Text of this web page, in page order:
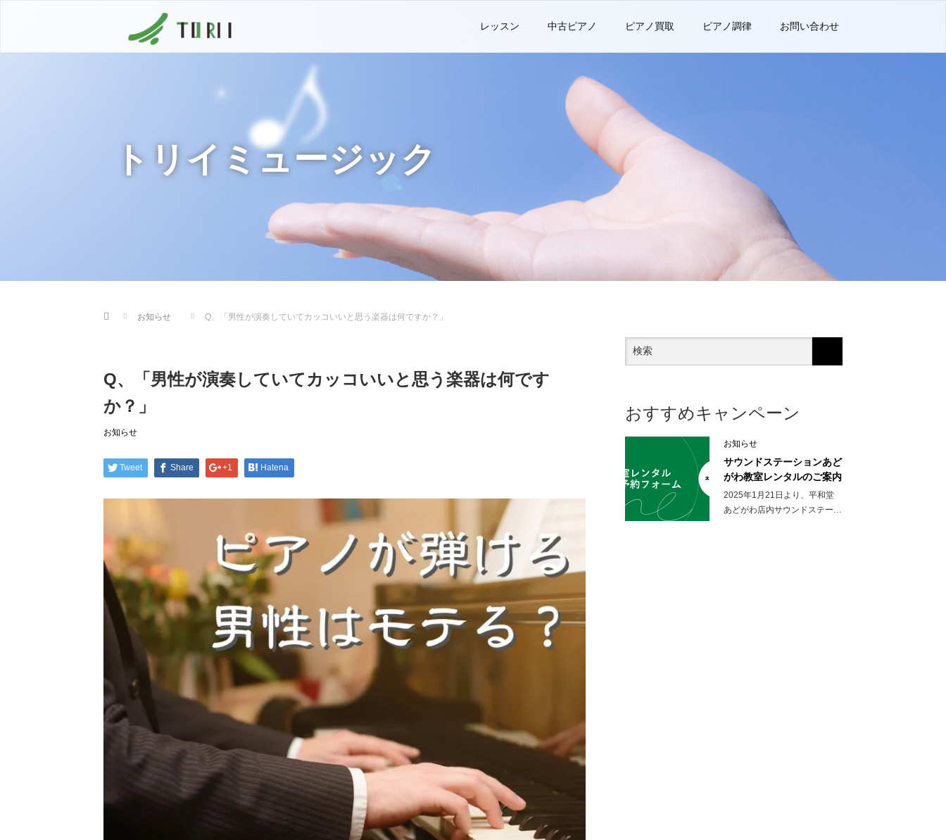
レッスン 中古ピアノ ピアノ買取 ピアノ調律 お問い合わせ
トリイミュージック
Home お知らせ Q、「男性が演奏していてカッコいいと思う楽器は何ですか？」
Q、「男性が演奏していてカッコいいと思う楽器は何です
か？」
お知らせ
Tweet Share +1 Hatena
おすすめキャンペーン
お知らせ
サウンドステーションあど
がわ教室レンタルのご案内
2025年1月21日より、平和堂
あどがわ店内サウンドステー…